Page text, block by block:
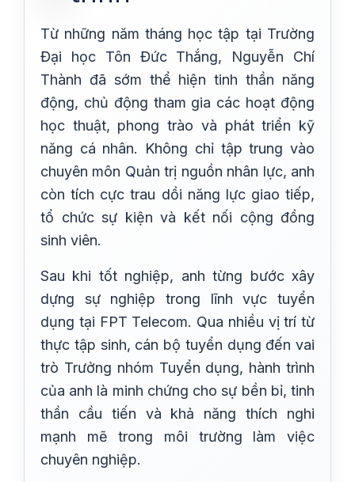
Từ những năm tháng học tập tại Trường
Đại học Tôn Đức Thắng, Nguyễn Chí
Thành đã sớm thể hiện tinh thần năng
động, chủ động tham gia các hoạt động
học thuật, phong trào và phát triển kỹ
năng cá nhân. Không chỉ tập trung vào
chuyên môn Quản trị nguồn nhân lực, anh
còn tích cực trau dồi năng lực giao tiếp,
tổ chức sự kiện và kết nối cộng đồng
sinh viên.
Sau khi tốt nghiệp, anh từng bước xây
dựng sự nghiệp trong lĩnh vực tuyển
dụng tại FPT Telecom. Qua nhiều vị trí từ
thực tập sinh, cán bộ tuyển dụng đến vai
trò Trưởng nhóm Tuyển dụng, hành trình
của anh là minh chứng cho sự bền bỉ, tinh
thần cầu tiến và khả năng thích nghi
mạnh mẽ trong môi trường làm việc
chuyên nghiệp.